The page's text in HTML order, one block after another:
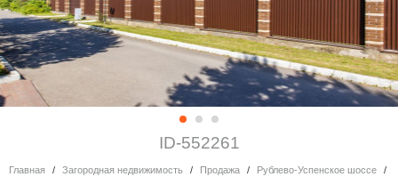
ID-552261
Главная Загородная недвижимость Продажа Рублево-Успенское шоссе